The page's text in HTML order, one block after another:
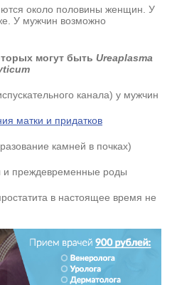
около половины женщин. У
У мужчин возможно
могут быть Ureaplasma
канала) у мужчин
матки и придатков
камней в почках)
и преждевременные роды
в настоящее время не